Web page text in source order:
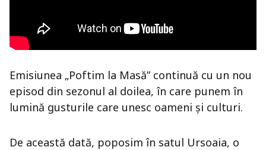
Emisiunea „Poftim la Masă” continuă cu un nou
episod din sezonul al doilea, în care punem în
lumină gusturile care unesc oameni și culturi.
De această dată, poposim în satul Ursoaia, o